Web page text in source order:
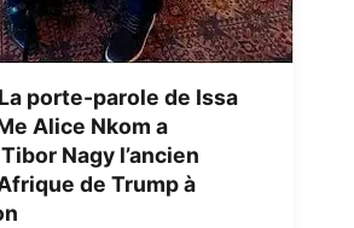
La porte-parole de Issa
Alice Nkom a
Nagy l’ancien
de Trump à